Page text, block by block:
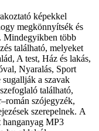
képekkel
megkönnyítsék és
Mindegyikben több
található, melyeket
A test, Ház és lakás,
Nyaralás, Sport
sugallják a szavak
található,
szójegyzék,
szerepelnek. A
hanganyag MP3